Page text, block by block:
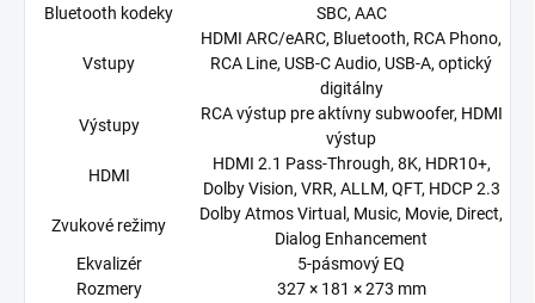
Bluetooth kodeky
SBC, AAC
Vstupy
HDMI ARC/eARC, Bluetooth, RCA Phono,
RCA Line, USB-C Audio, USB-A, optický
digitálny
Výstupy
RCA výstup pre aktívny subwoofer, HDMI
výstup
HDMI
HDMI 2.1 Pass-Through, 8K, HDR10+,
Dolby Vision, VRR, ALLM, QFT, HDCP 2.3
Zvukové režimy
Dolby Atmos Virtual, Music, Movie, Direct,
Dialog Enhancement
Ekvalizér
5-pásmový EQ
Rozmery
327 × 181 × 273 mm